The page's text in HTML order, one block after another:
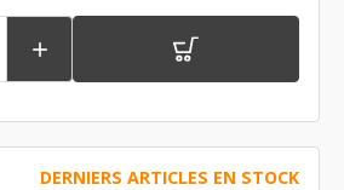

DERNIERS ARTICLES EN STOCK